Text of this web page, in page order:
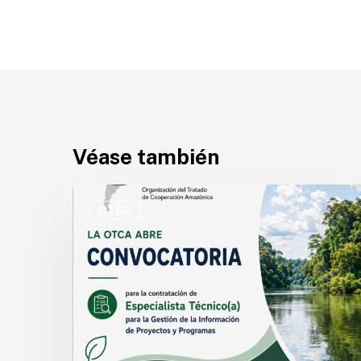
Véase también
OTCA
OTCA
convocatoria
para
Especialista
Técnico(a)
Gestión